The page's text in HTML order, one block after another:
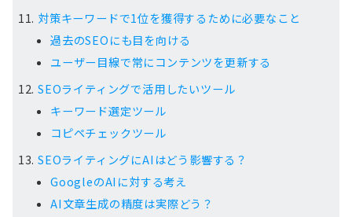
対策キーワードで1位を獲得するために必要なこと
過去のSEOにも目を向ける
ユーザー目線で常にコンテンツを更新する
SEOライティングで活用したいツール
キーワード選定ツール
コピペチェックツール
SEOライティングにAIはどう影響する？
GoogleのAIに対する考え
AI文章生成の精度は実際どう？